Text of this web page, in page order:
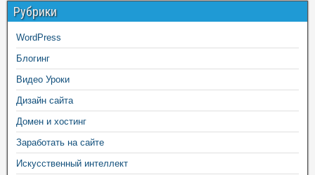
Рубрики
WordPress
Блогинг
Видео Уроки
Дизайн сайта
Домен и хостинг
Заработать на сайте
Искусственный интеллект